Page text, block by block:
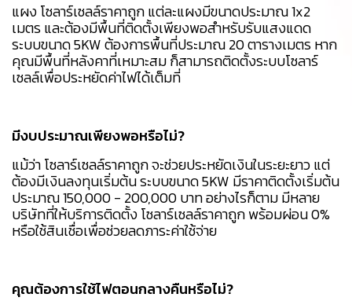
แผง โซลาร์เซลล์ราคาถูก แต่ละแผงมีขนาดประมาณ 1x2
เมตร และต้องมีพื้นที่ติดตั้งเพียงพอสำหรับรับแสงแดด
ระบบขนาด 5KW ต้องการพื้นที่ประมาณ 20 ตารางเมตร หาก
คุณมีพื้นที่หลังคาที่เหมาะสม ก็สามารถติดตั้งระบบโซลาร์
เซลล์เพื่อประหยัดค่าไฟได้เต็มที่
มีงบประมาณเพียงพอหรือไม่?
แม้ว่า โซลาร์เซลล์ราคาถูก จะช่วยประหยัดเงินในระยะยาว แต่
ต้องมีเงินลงทุนเริ่มต้น ระบบขนาด 5KW มีราคาติดตั้งเริ่มต้น
ประมาณ 150,000 - 200,000 บาท อย่างไรก็ตาม มีหลาย
บริษัทที่ให้บริการติดตั้ง โซลาร์เซลล์ราคาถูก พร้อมผ่อน 0%
หรือใช้สินเชื่อเพื่อช่วยลดภาระค่าใช้จ่าย
คุณต้องการใช้ไฟตอนกลางคืนหรือไม่?